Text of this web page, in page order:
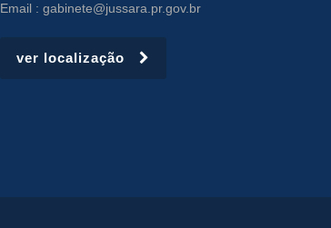
Email : gabinete@jussara.pr.gov.br
ver localização